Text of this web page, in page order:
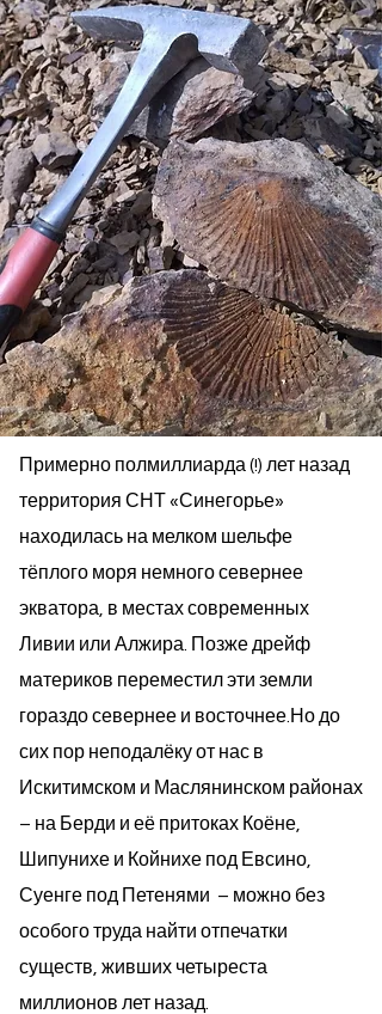
Примерно полмиллиарда (!) лет назад
территория СНТ «Синегорье»
находилась на мелком шельфе
тёплого моря немного севернее
экватора, в местах современных
Ливии или Алжира. Позже дрейф
материков переместил эти земли
гораздо севернее и восточнее.​Но до
сих пор неподалёку от нас в
Искитимском и Маслянинском районах
– на Берди и её притоках Коёне,
Шипунихе и Койнихе под Евсино,
Суенге под Петенями – можно без
особого труда найти отпечатки
существ, живших четыреста
миллионов лет назад.